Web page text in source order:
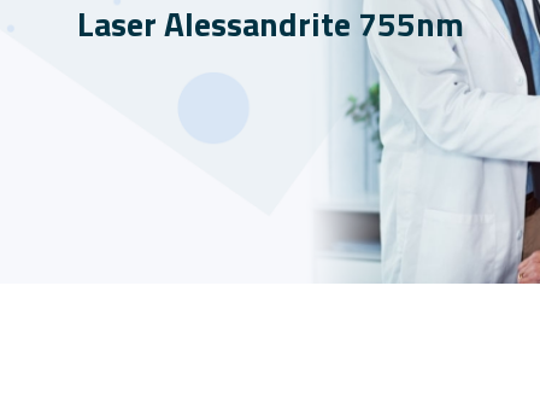
Laser Alessandrite 755nm